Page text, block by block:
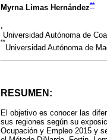
Myrna Limas Hernández**
*
Universidad Autónoma de
**
Universidad Autónoma de
RESUMEN:
El objetivo es conocer las
sus regiones según su
Ocupación y Empleo 2015 y